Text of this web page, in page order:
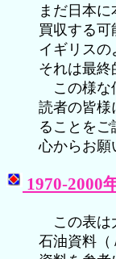
まだ日本
買収する可
イギリスの
それは最終
この様な
読者の皆様
ることを
心からお
1970-2000
この表は
石油資料（